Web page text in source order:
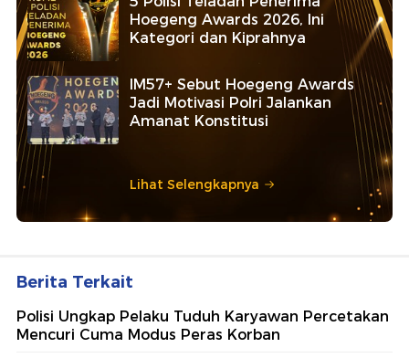
Hoegeng Awards 2026, Ini
Kategori dan Kiprahnya
IM57+ Sebut Hoegeng Awards
Jadi Motivasi Polri Jalankan
Amanat Konstitusi
Lihat Selengkapnya
Berita Terkait
Polisi Ungkap Pelaku Tuduh Karyawan Percetakan
Mencuri Cuma Modus Peras Korban